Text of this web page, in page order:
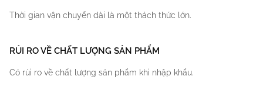
Thời gian vận chuyển dài là một thách thức lớn.
RỦI RO VỀ CHẤT LƯỢNG SẢN PHẨM
Có rủi ro về chất lượng sản phẩm khi nhập khẩu.